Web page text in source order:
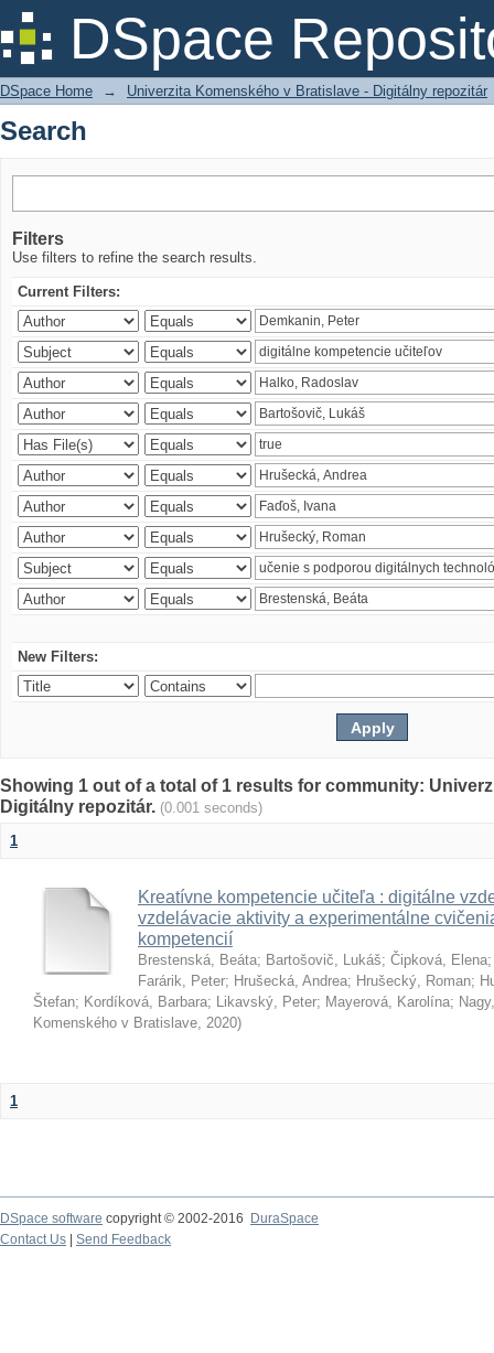
DSpace
Search
DSpace Home → Univerzita Komenského v Bratislave - Digitálny repozitár
Search
Filters
Use filters to refine the search results.
Current Filters:
New Filters:
Showing 1 out of a total of 1 results for community:
Digitálny repozitár. (0.001 seconds)
1
Kreatívne kompetencie učiteľa : digitálne
vzdelávacie aktivity a experimentálne
kompetencií
Brestenská, Beáta; Bartošovič, Lukáš; Čipková, Elena
Farárik, Peter; Hrušecká, Andrea; Hrušecký, Roman;
Štefan; Kordíková, Barbara; Likavský, Peter; Mayerová, Karolína;
Komenského v Bratislave, 2020)
1
DSpace software copyright © 2002-2016
DuraSpace
Contact Us
Send Feedback